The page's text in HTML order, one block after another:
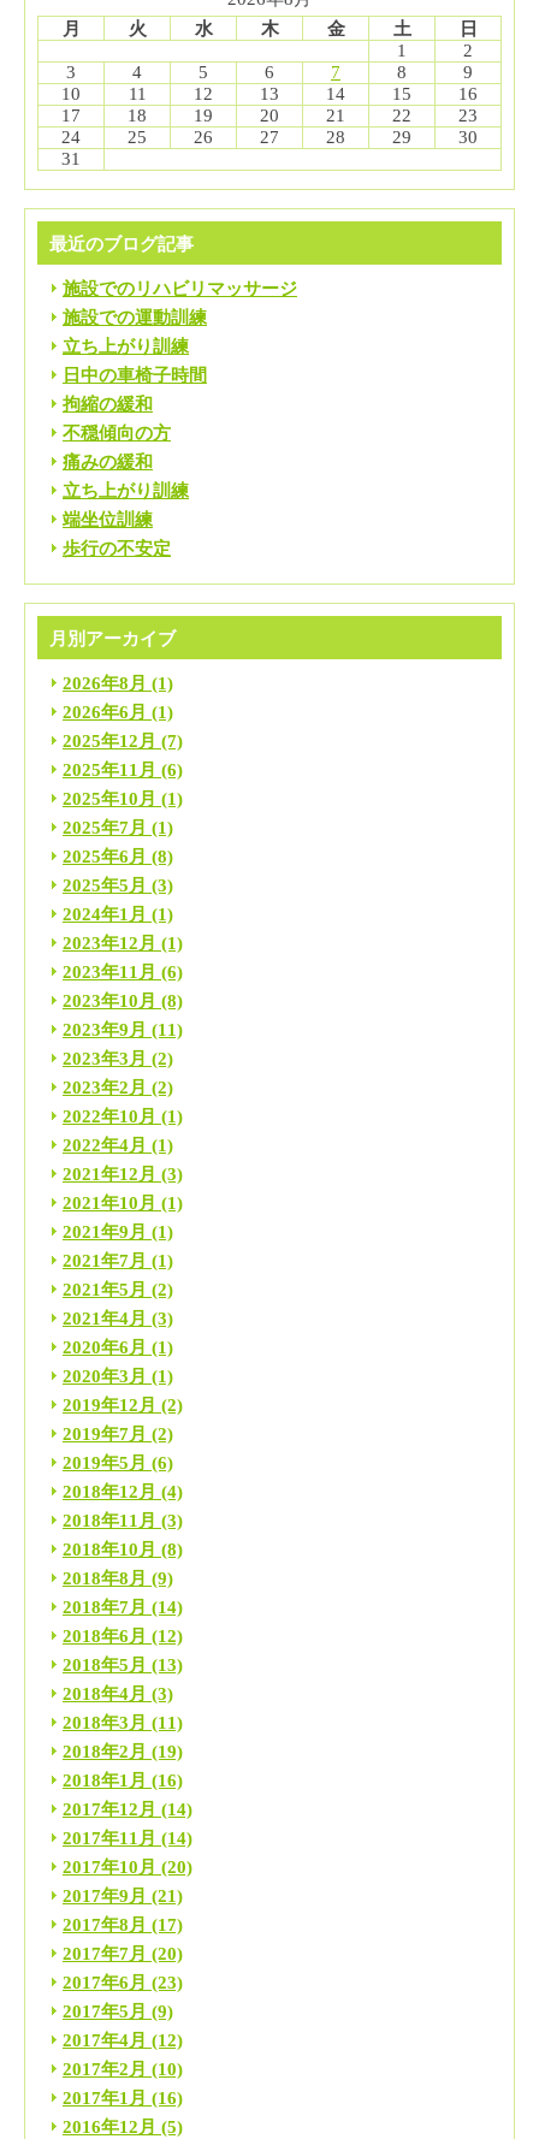
月
火 水 木 金 土
日
1
2
3
4 5 6 7 8
9
10
11 12 13 14 15
16
17
18 19 20 21 22
23
24
25 26 27 28 29
30
31
最近のブログ記事
施設でのリハビリマッサージ
施設での運動訓練
立ち上がり訓練
日中の車椅子時間
拘縮の緩和
不穏傾向の方
痛みの緩和
立ち上がり訓練
端坐位訓練
歩行の不安定
月別アーカイブ
2026年8月 (1)
2026年6月 (1)
2025年12月 (7)
2025年11月 (6)
2025年10月 (1)
2025年7月 (1)
2025年6月 (8)
2025年5月 (3)
2024年1月 (1)
2023年12月 (1)
2023年11月 (6)
2023年10月 (8)
2023年9月 (11)
2023年3月 (2)
2023年2月 (2)
2022年10月 (1)
2022年4月 (1)
2021年12月 (3)
2021年10月 (1)
2021年9月 (1)
2021年7月 (1)
2021年5月 (2)
2021年4月 (3)
2020年6月 (1)
2020年3月 (1)
2019年12月 (2)
2019年7月 (2)
2019年5月 (6)
2018年12月 (4)
2018年11月 (3)
2018年10月 (8)
2018年8月 (9)
2018年7月 (14)
2018年6月 (12)
2018年5月 (13)
2018年4月 (3)
2018年3月 (11)
2018年2月 (19)
2018年1月 (16)
2017年12月 (14)
2017年11月 (14)
2017年10月 (20)
2017年9月 (21)
2017年8月 (17)
2017年7月 (20)
2017年6月 (23)
2017年5月 (9)
2017年4月 (12)
2017年2月 (10)
2017年1月 (16)
2016年12月 (5)